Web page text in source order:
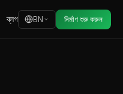
ব্লগ BN নির্মাণ শুরু করুন